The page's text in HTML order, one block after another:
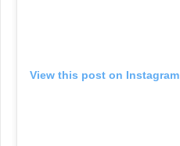
View this post on Instagram